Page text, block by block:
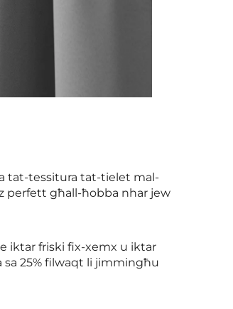
tat-tessitura tat-tielet mal-
perfett għall-ħobba nhar jew
iktar friski fix-xemx u iktar
25% filwaqt li jimmingħu